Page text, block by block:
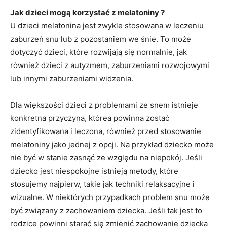
Jakdzieci mogą korzystać z melatoniny ?
U dzieci melatonina jest zwykle stosowana w leczeniu
zaburzeń snu lub z pozostaniem we śnie. To może
dotyczyć dzieci, które rozwijają się normalnie, jak
również dzieci z autyzmem, zaburzeniami rozwojowymi
lub innymi zaburzeniami widzenia.
Dla większości dzieci z problemami ze snem istnieje
konkretna przyczyna, którea powinna zostać
zidentyfikowana i leczona, również przed stosowanie
melatoniny jako jednej z opcji. Na przykład dziecko może
nie być w stanie zasnąć ze względu na niepokój. Jeśli
dziecko jest niespokojne istnieją metody, które
stosujemy najpierw, takie jak techniki relaksacyjne i
wizualne. W niektórych przypadkach problem snu może
być związany z zachowaniem dziecka. Jeśli tak jest to
rodzice powinni starać się zmienić zachowanie dziecka